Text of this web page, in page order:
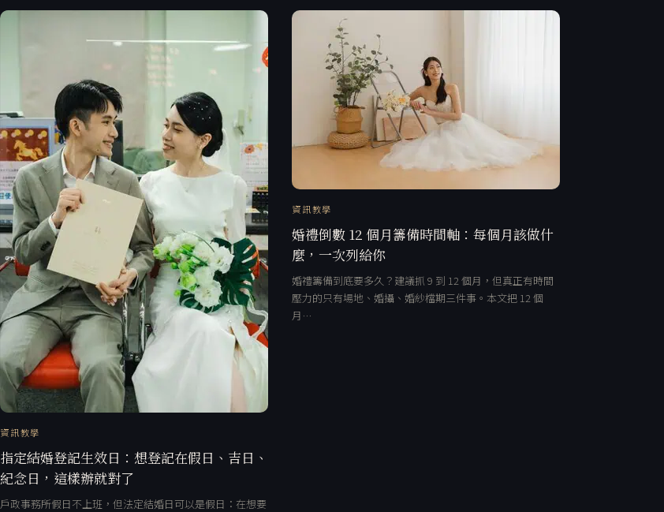
資訊教學
指定結婚登記生效日：想登記在假日、吉日、
紀念日，這樣辦就對了
戶政事務所假日不上班，但法定結婚日可以是假日：在想要
資訊教學
婚禮倒數 12 個月籌備時間軸：每個月該做什
麼，一次列給你
婚禮籌備到底要多久？建議抓 9 到 12 個月，但真正有時間
壓力的只有場地、婚攝、婚紗檔期三件事。本文把 12 個
月…